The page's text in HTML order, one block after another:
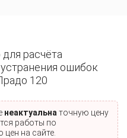
расчёта
ошибок
120
неактуальна точную цену
работы по
на сайте.